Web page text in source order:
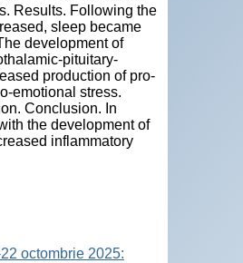
Results. Following the
sleep became
development of
pituitary-
production of pro-
emotional stress.
Conclusion. In
the development of
inflammatory
octombrie 2025: